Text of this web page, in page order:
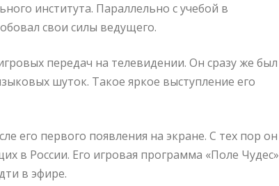
института. Параллельно с учебой в
свои силы ведущего.
передач на телевидении. Он сразу же был
шуток. Такое яркое выступление его
его первого появления на экране. С тех пор он
в России. Его игровая программа «Поле Чудес»
в эфире.